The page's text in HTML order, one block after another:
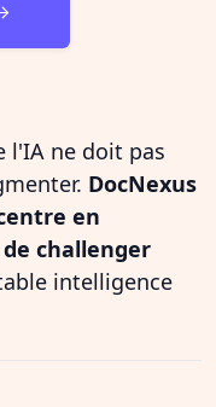
l'IA ne doit pas
DocNexus
en
challenger
intelligence